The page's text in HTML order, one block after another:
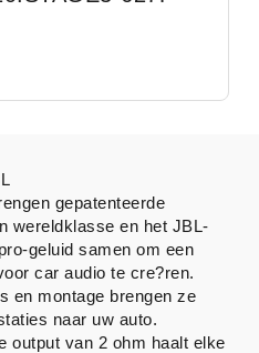
gepatenteerde
wereldklasse en het JBL-
geluid samen om een
car audio te cre?ren.
en montage brengen ze
naar uw auto.
output van 2 ohm haalt elke